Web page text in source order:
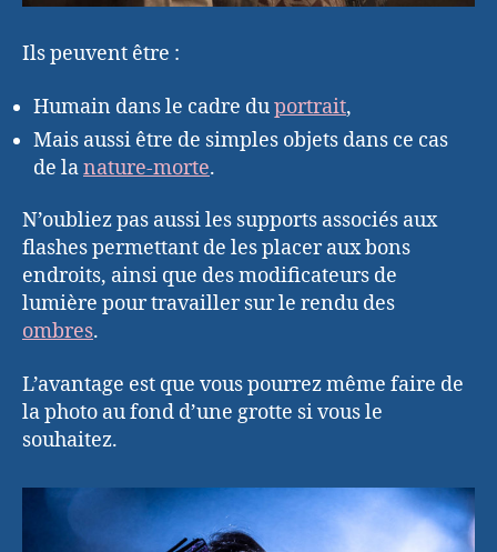
Ils peuvent être :
Humain dans le cadre duportrait,
Mais aussi être de simples objets dans ce cas
de lanature-morte.
N’oubliez pas aussi les supports associés aux
flashes permettant de les placer aux bons
endroits, ainsi que des modificateurs de
lumière pour travailler sur le rendu des
ombres.
L’avantage est que vous pourrez même faire de
la photo au fond d’une grotte si vous le
souhaitez.